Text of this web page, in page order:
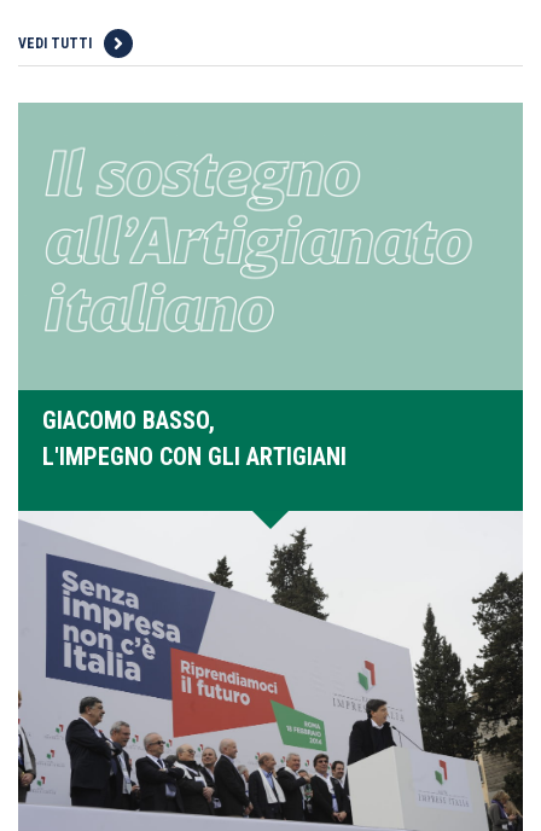
VEDI TUTTI
GIACOMO BASSO,
L'IMPEGNO CON GLI ARTIGIANI